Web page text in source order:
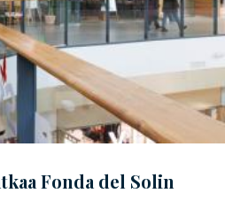
Fonda del Solin